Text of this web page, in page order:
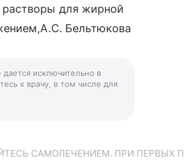
растворы для жирной
Бельтюкова
исключительно в
к врачу, в том числе для
САМОЛЕЧЕНИЕМ. ПРИ ПЕРВЫХ